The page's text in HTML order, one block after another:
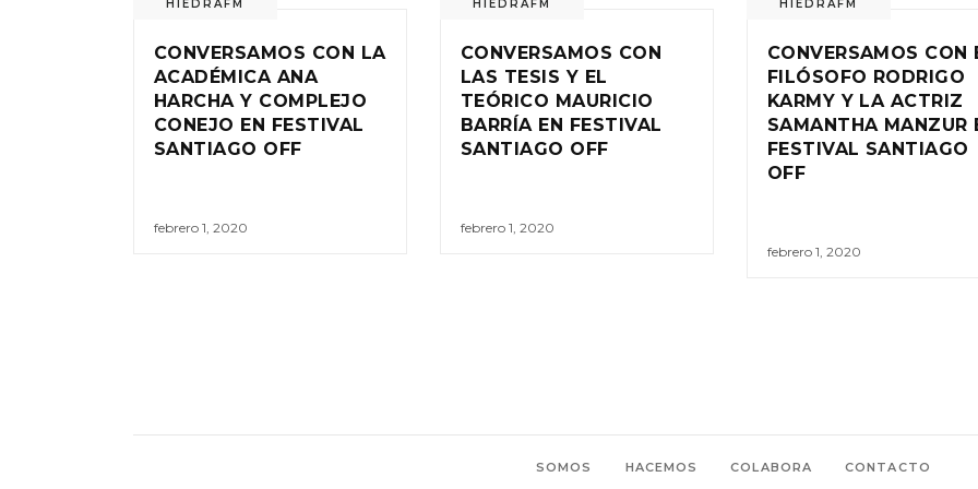
HIEDRAFM
CONVERSAMOS CON LA
ACADÉMICA ANA
HARCHA Y COMPLEJO
CONEJO EN FESTIVAL
SANTIAGO OFF
febrero 1, 2020
HIEDRAFM
CONVERSAMOS CON
LAS TESIS Y EL
TEÓRICO MAURICIO
BARRÍA EN FESTIVAL
SANTIAGO OFF
febrero 1, 2020
HIEDRAFM
CONVERSAMOS CON
FILÓSOFO RODRIGO
KARMY Y LA ACTRIZ
SAMANTHA MANZUR
FESTIVAL SANTIAGO
OFF
febrero 1, 2020
SOMOS HACEMOS COLABORA CONTACTO